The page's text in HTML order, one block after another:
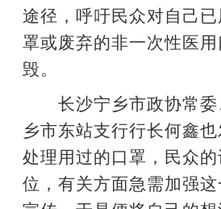
途径，呼吁民众对自己
罩或废弃的非一次性医
毁。
长沙宁乡市政协常委
乡市东站支行行长何鑫
处理用过的口罩，民众的
位，有关方面急需加强